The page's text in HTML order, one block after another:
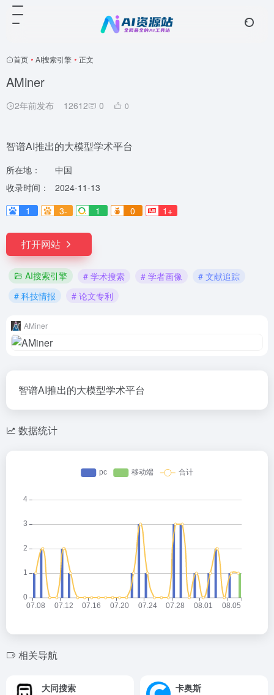
首页 • AI搜索引擎 • 正文
AMiner
2年前发布 12612 0 0
智谱AI推出的大模型学术平台
所在地：
中国
收录时间：
2024-11-13
1
3- 1 0 1+
打开网站
AI搜索引擎 # 学术搜索 # 学者画像
# 文献追踪
# 科技情报
# 论文专利
AMiner
智谱AI推出的大模型学术平台
数据统计
相关导航
大同搜索 卡奥斯